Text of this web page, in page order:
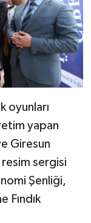
oyunları
yapan
Giresun
sergisi
Şenliği,
Fındık